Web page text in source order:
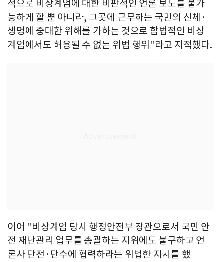
적으로 비상계엄에 대한 비판적인 언론 보도를 불가
능하게 할 뿐 아니라, 그곳에 근무하는 국민의 신체·
생명에 중대한 위해를 가하는 것으로 합법적인 비상
계엄에서도 허용될 수 없는 위법 행위"라고 지적했다.
이어 "비상계엄 당시 행정안전부 장관으로서 국민 안
전 재난관리 업무를 총괄하는 지위에도 불구하고 언
론사 단전·단수에 협력하라는 위법한 지시를 했